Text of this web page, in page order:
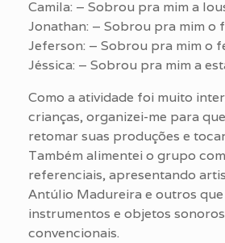
Camila: – Sobrou pra mim a
Jonathan: – Sobrou pra mim o
Jeferson: – Sobrou pra mim o
Jéssica: – Sobrou pra mim a
Como a atividade foi muito
crianças, organizei-me para
retomar suas produções e
Também alimentei o grupo
referenciais, apresentando
Antúlio Madureira e outros
instrumentos e objetos
convencionais.